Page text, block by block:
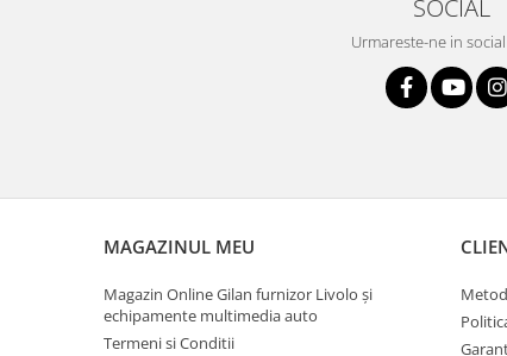
SOCIAL
Urmareste-ne in
MAGAZINUL MEU
Magazin Online Gilan furnizor Livolo și
echipamente multimedia auto
Termeni si Conditii